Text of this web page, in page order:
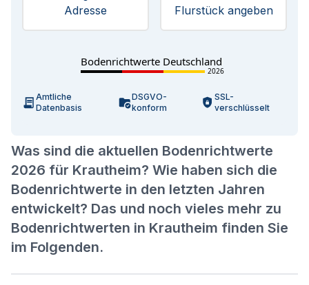
Was sind die aktuellen Bodenrichtwerte
2026 für Krautheim? Wie haben sich die
Bodenrichtwerte in den letzten Jahren
entwickelt? Das und noch vieles mehr zu
Bodenrichtwerten in Krautheim finden Sie
im Folgenden.
Adresse Flurstück angeben
Bodenrichtwerte Deutschland
2026
Amtliche
Datenbasis
DSGVO-
konform
SSL-
verschlüsselt